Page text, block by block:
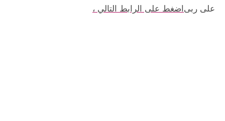
على ربى ، اضغط على الرابط التالي